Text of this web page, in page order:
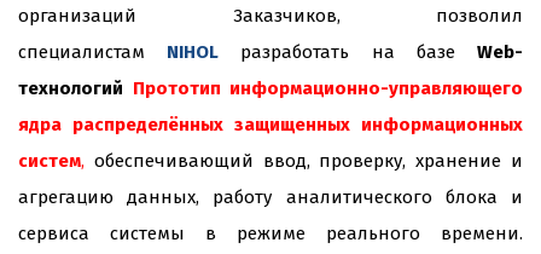
организаций Заказчиков, позволил
специалистам NIHOL разработать на базеWeb-
технологий Прототип информационно-управляющего
ядра распределённых защищенных информационных
систем, обеспечивающий ввод, проверку, хранение и
агрегацию данных, работу аналитического блока и
сервиса системы в режиме реального времени.